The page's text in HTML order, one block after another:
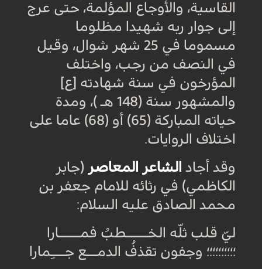
القاسية، والأوجاع المؤلمة، حتى عرج
إلى جوار ربه شهيدا مظلوما
مسموما في 25 شهر شوال، وقيل
في النصف من رجب، واختلف
المؤرخون في سنة شهادته [ع]
والمشهور سنة (148 هـ )، ومدة
حياته المباركة (65) أو (68) عاما على
اختلاف الروايات.
وقد أجاد الشاعر المعاصر (جابر
الكاظمي) في رثائه للامام جعفر بن
محمد الصادق عليه السلام:
ليّ قلب ثلّه الخــــــطبُ فمــــــارا
؛؛؛؛؛؛؛؛؛؛ وجفون تقذفُ الدمـــع جــــِمارا